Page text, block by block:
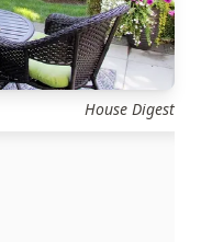
House Digest